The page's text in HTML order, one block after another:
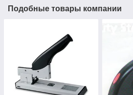
Подобные товары компании